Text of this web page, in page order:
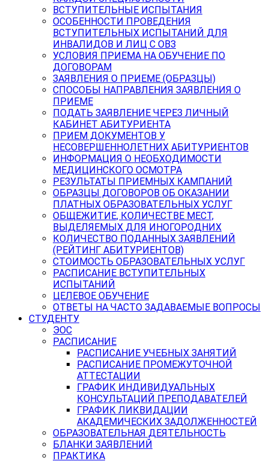
ВСТУПИТЕЛЬНЫЕ ИСПЫТАНИЯ
ОСОБЕННОСТИ ПРОВЕДЕНИЯ
ВСТУПИТЕЛЬНЫХ ИСПЫТАНИЙ ДЛЯ
ИНВАЛИДОВ И ЛИЦ С ОВЗ
УСЛОВИЯ ПРИЕМА НА ОБУЧЕНИЕ ПО
ДОГОВОРАМ
ЗАЯВЛЕНИЯ О ПРИЕМЕ (ОБРАЗЦЫ)
СПОСОБЫ НАПРАВЛЕНИЯ ЗАЯВЛЕНИЯ О
ПРИЕМЕ
ПОДАТЬ ЗАЯВЛЕНИЕ ЧЕРЕЗ ЛИЧНЫЙ
КАБИНЕТ АБИТУРИЕНТА
ПРИЕМ ДОКУМЕНТОВ У
НЕСОВЕРШЕННОЛЕТНИХ АБИТУРИЕНТОВ
ИНФОРМАЦИЯ О НЕОБХОДИМОСТИ
МЕДИЦИНСКОГО ОСМОТРА
РЕЗУЛЬТАТЫ ПРИЕМНЫХ КАМПАНИЙ
ОБРАЗЦЫ ДОГОВОРОВ ОБ ОКАЗАНИИ
ПЛАТНЫХ ОБРАЗОВАТЕЛЬНЫХ УСЛУГ
ОБЩЕЖИТИЕ, КОЛИЧЕСТВЕ МЕСТ,
ВЫДЕЛЯЕМЫХ ДЛЯ ИНОГОРОДНИХ
КОЛИЧЕСТВО ПОДАННЫХ ЗАЯВЛЕНИЙ
(РЕЙТИНГ АБИТУРИЕНТОВ)
СТОИМОСТЬ ОБРАЗОВАТЕЛЬНЫХ УСЛУГ
РАСПИСАНИЕ ВСТУПИТЕЛЬНЫХ
ИСПЫТАНИЙ
ЦЕЛЕВОЕ ОБУЧЕНИЕ
ОТВЕТЫ НА ЧАСТО ЗАДАВАЕМЫЕ ВОПРОСЫ
СТУДЕНТУ
ЭОС
РАСПИСАНИЕ
РАСПИСАНИЕ УЧЕБНЫХ ЗАНЯТИЙ
РАСПИСАНИЕ ПРОМЕЖУТОЧНОЙ
АТТЕСТАЦИИ
ГРАФИК ИНДИВИДУАЛЬНЫХ
КОНСУЛЬТАЦИЙ ПРЕПОДАВАТЕЛЕЙ
ГРАФИК ЛИКВИДАЦИИ
АКАДЕМИЧЕСКИХ ЗАДОЛЖЕННОСТЕЙ
ОБРАЗОВАТЕЛЬНАЯ ДЕЯТЕЛЬНОСТЬ
БЛАНКИ ЗАЯВЛЕНИЙ
ПРАКТИКА